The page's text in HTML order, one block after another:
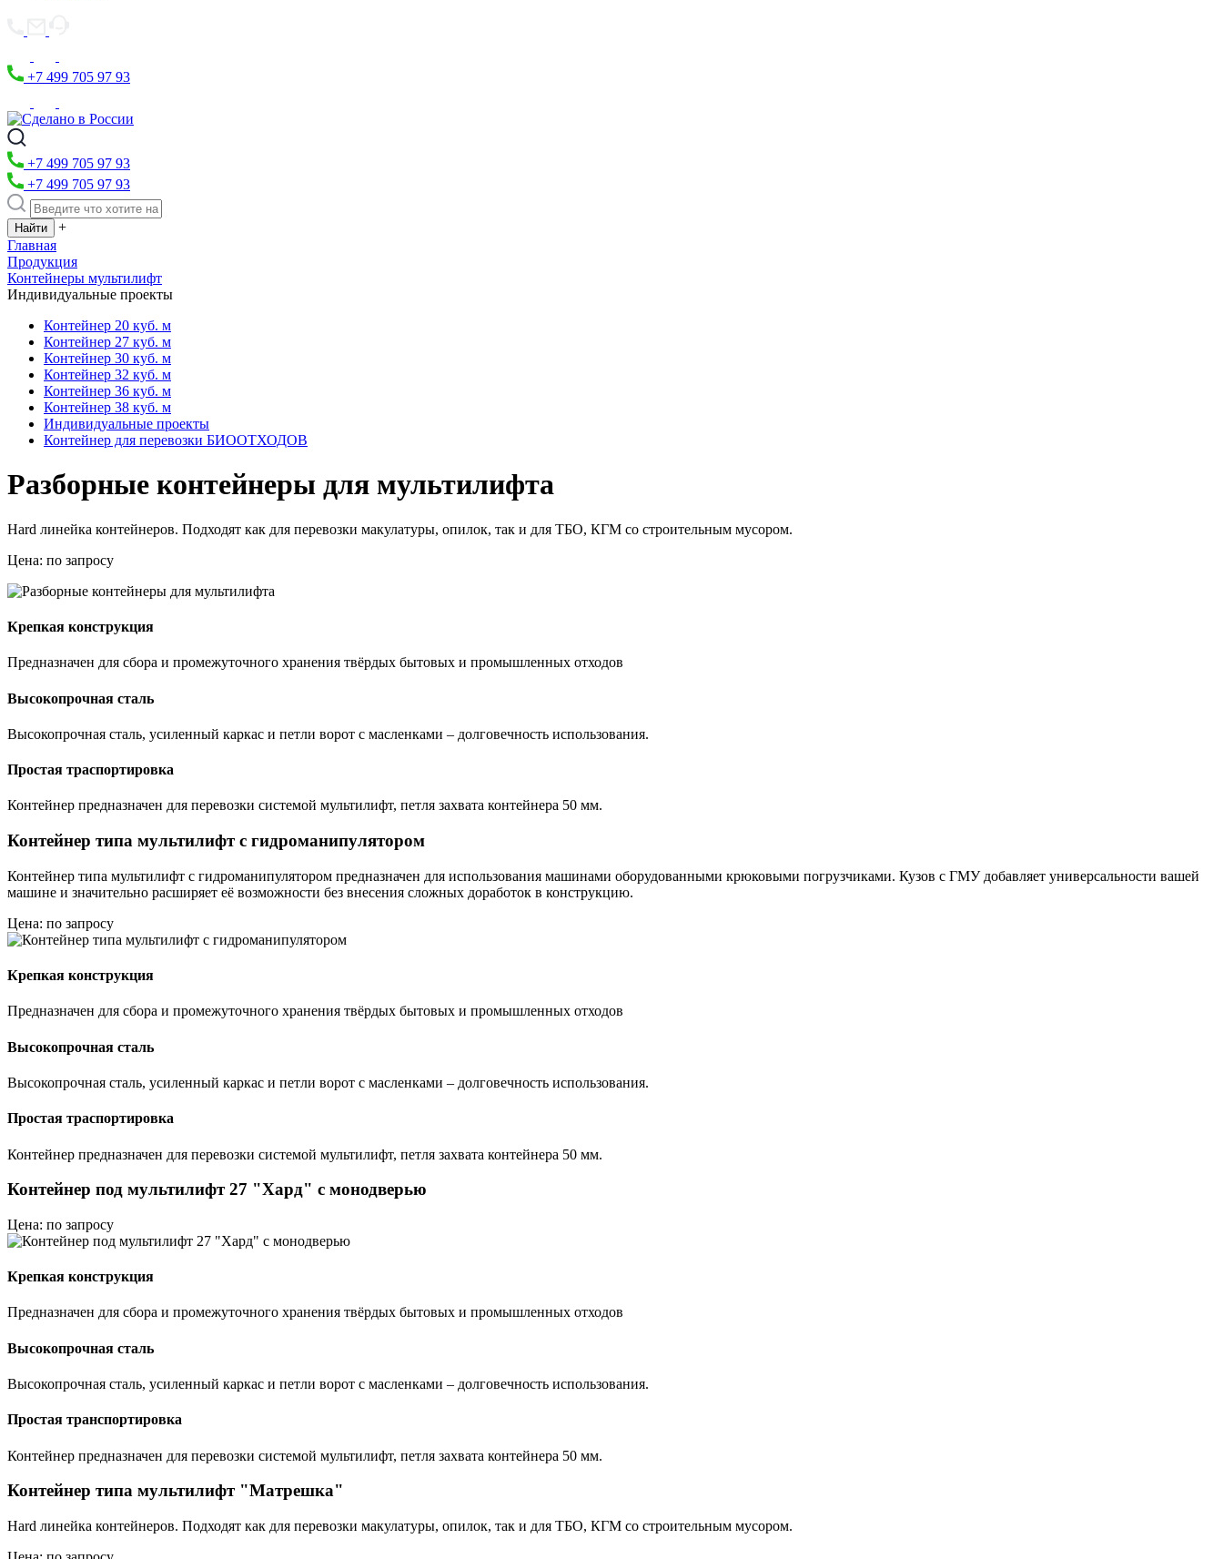
+7 499 705 97 93
+7 499 705 97 93
+7 499 705 97 93
+
Главная
Продукция
Контейнеры мультилифт
Индивидуальные проекты
Контейнер 20 куб. м
Контейнер 27 куб. м
Контейнер 30 куб. м
Контейнер 32 куб. м
Контейнер 36 куб. м
Контейнер 38 куб. м
Индивидуальные проекты
Контейнер для перевозки БИООТХОДОВ
Разборные контейнеры для мультилифта
Hard линейка контейнеров. Подходят как для перевозки макулатуры, опилок, так и для ТБО, КГМ со строительным мусором.
Цена: по запросу
Крепкая конструкция
Предназначен для сбора и промежуточного хранения твёрдых бытовых и промышленных отходов
Высокопрочная сталь
Высокопрочная сталь, усиленный каркас и петли ворот с масленками – долговечность использования.
Простая траспортировка
Контейнер предназначен для перевозки системой мультилифт, петля захвата контейнера 50 мм.
Контейнер типа мультилифт с гидроманипулятором
Контейнер типа мультилифт с гидроманипулятором предназначен для использования машинами оборудованными крюковыми погрузчиками. Кузов с ГМУ добавляет универсальности вашей
машине и значительно расширяет её возможности без внесения сложных доработок в конструкцию.
Цена: по запросу
Крепкая конструкция
Предназначен для сбора и промежуточного хранения твёрдых бытовых и промышленных отходов
Высокопрочная сталь
Высокопрочная сталь, усиленный каркас и петли ворот с масленками – долговечность использования.
Простая траспортировка
Контейнер предназначен для перевозки системой мультилифт, петля захвата контейнера 50 мм.
Контейнер под мультилифт 27 "Хард" с монодверью
Цена: по запросу
Крепкая конструкция
Предназначен для сбора и промежуточного хранения твёрдых бытовых и промышленных отходов
Высокопрочная сталь
Высокопрочная сталь, усиленный каркас и петли ворот с масленками – долговечность использования.
Простая транспортировка
Контейнер предназначен для перевозки системой мультилифт, петля захвата контейнера 50 мм.
Контейнер типа мультилифт "Матрешка"
Hard линейка контейнеров. Подходят как для перевозки макулатуры, опилок, так и для ТБО, КГМ со строительным мусором.